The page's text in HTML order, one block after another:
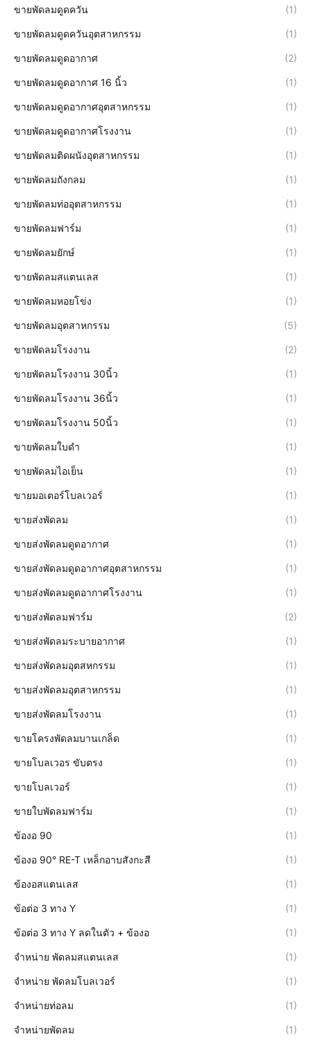
ขายพัดลมดูดควัน (1)
ขายพัดลมดูดควันอุตสาหกรรม (1)
ขายพัดลมดูดอากาศ (2)
ขายพัดลมดูดอากาศ 16 นิ้ว (1)
ขายพัดลมดูดอากาศอุตสาหกรรม (1)
ขายพัดลมดูดอากาศโรงงาน (1)
ขายพัดลมติดผนังอุตสาหกรรม (1)
ขายพัดลมถังกลม (1)
ขายพัดลมท่ออุตสาหกรรม (1)
ขายพัดลมฟาร์ม (1)
ขายพัดลมยักษ์ (1)
ขายพัดลมสแตนเลส (1)
ขายพัดลมหอยโข่ง (1)
ขายพัดลมอุตสาหกรรม (5)
ขายพัดลมโรงงาน (2)
ขายพัดลมโรงงาน 30นิ้ว (1)
ขายพัดลมโรงงาน 36นิ้ว (1)
ขายพัดลมโรงงาน 50นิ้ว (1)
ขายพัดลมใบดำ (1)
ขายพัดลมไอเย็น (1)
ขายมอเตอร์โบลเวอร์ (1)
ขายส่งพัดลม (1)
ขายส่งพัดลมดูดอากาศ (1)
ขายส่งพัดลมดูดอากาศอุตสาหกรรม (1)
ขายส่งพัดลมดูดอากาศโรงงาน (1)
ขายส่งพัดลมฟาร์ม (2)
ขายส่งพัดลมระบายอากาศ (1)
ขายส่งพัดลมอุตสหกรรม (1)
ขายส่งพัดลมอุตสาหกรรม (1)
ขายส่งพัดลมโรงงาน (1)
ขายโครงพัดลมบานเกล็ด (1)
ขายโบลเวอร ขับตรง (1)
ขายโบลเวอร์ (1)
ขายใบพัดลมฟาร์ม (1)
ข้องอ 90 (1)
ข้องอ 90° RE-T เหล็กอาบสังกะสี (1)
ข้องอสแตนเลส (1)
ข้อต่อ 3 ทาง Y (1)
ข้อต่อ 3 ทาง Y ลดในตัว + ข้องอ (1)
จำหน่าย พัดลมสแตนเลส (1)
จำหน่าย พัดลมโบลเวอร์ (1)
จำหน่ายท่อลม (1)
จำหน่ายพัดลม (1)